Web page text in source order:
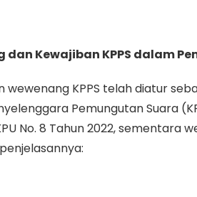
dan Kewajiban KPPS dalam
wewenang KPPS telah diatur
Pemungutan Suara
No. 8 Tahun 2022, sementara